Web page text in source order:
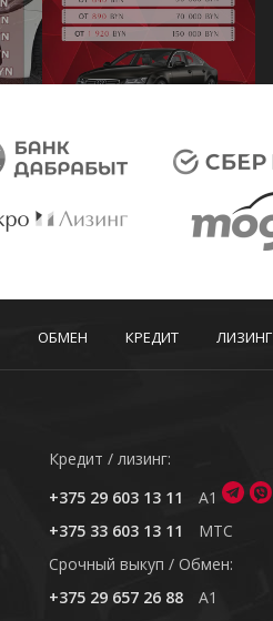
ОБМЕН КРЕДИТ ЛИЗИНГ
Кредит / лизинг:
+375 29 603 13 11
A1
+375 33 603 13 11
MTC
Cрочный выкуп / Обмен:
+375 29 657 26 88
A1